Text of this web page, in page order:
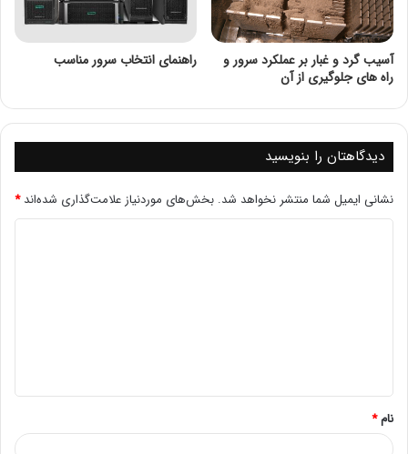
تعریف سوکت
این نوع سوکت‌ها برای ارتباطات مبتنی بر TCP (Transmission
آسیب گرد و غبار بر عملکرد سرور و
راه های جلوگیری از آن
راهنمای انتخاب سرور مناسب
دیدگاهتان را بنویسید
نشانی ایمیل شما منتشر نخواهد شد. بخش‌های موردنیاز علامت‌گذاری شده‌اند*
نام*